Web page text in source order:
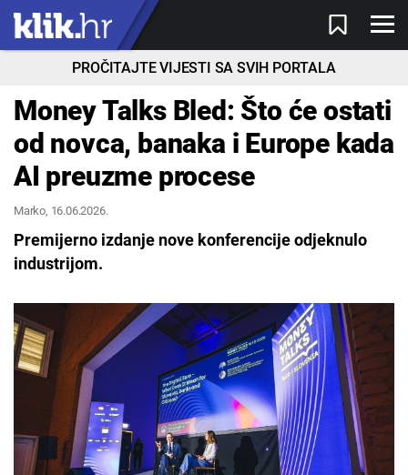
PROČITAJTE VIJESTI SA SVIH PORTALA
Money Talks Bled: Što će ostati
od novca, banaka i Europe kada
AI preuzme procese
Marko, 16.06.2026.
Premijerno izdanje nove konferencije odjeknulo
industrijom.